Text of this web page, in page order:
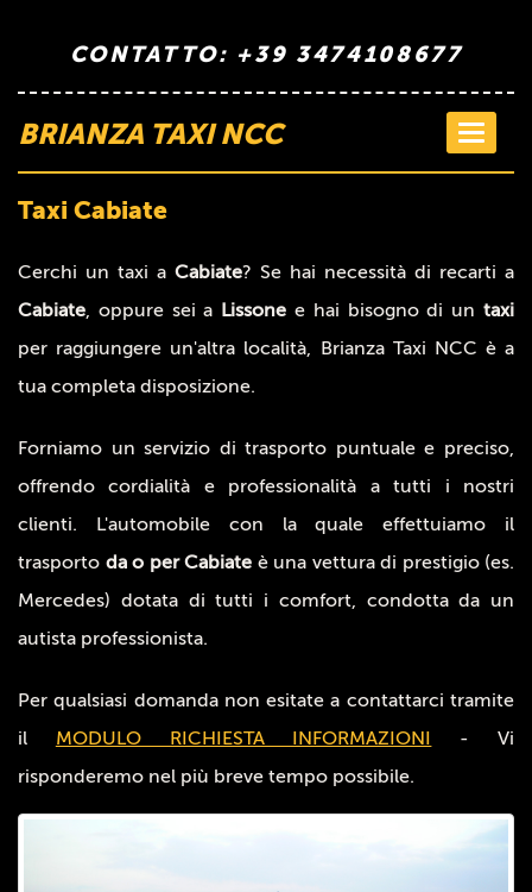
CONTATTO: +39 3474108677
Toggle
BRIANZA TAXI NCC
Taxi Cabiate
Cerchi un taxi a Cabiate? Se hai necessità di recarti a
Cabiate, oppure sei a Lissone e hai bisogno di untaxi
per raggiungere un'altra località, Brianza Taxi NCC è a
tua completa disposizione.
Forniamo un servizio di trasporto puntuale e preciso,
offrendo cordialità e professionalità a tutti i nostri
clienti. L'automobile con la quale effettuiamo il
trasporto da o per Cabiate è una vettura di prestigio (es.
Mercedes) dotata di tutti i comfort, condotta da un
autista professionista.
Per qualsiasi domanda non esitate a contattarci tramite
il MODULO RICHIESTA INFORMAZIONI - Vi
risponderemo nel più breve tempo possibile.